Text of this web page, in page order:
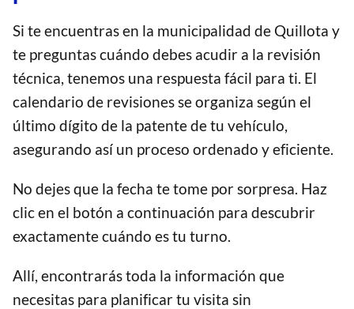
Si te encuentras en la municipalidad de Quillota y
te preguntas cuándo debes acudir a la revisión
técnica, tenemos una respuesta fácil para ti. El
calendario de revisiones se organiza según el
último dígito de la patente de tu vehículo,
asegurando así un proceso ordenado y eficiente.
No dejes que la fecha te tome por sorpresa. Haz
clic en el botón a continuación para descubrir
exactamente cuándo es tu turno.
Allí, encontrarás toda la información que
necesitas para planificar tu visita sin